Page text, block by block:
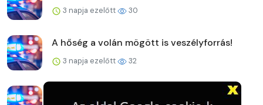
3 napja ezelőtt 30
A hőség a volán mögött is veszélyforrás!
3 napja ezelőtt 32